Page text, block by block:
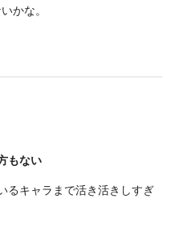
かな。
もない
るキャラまで活き活きしすぎ